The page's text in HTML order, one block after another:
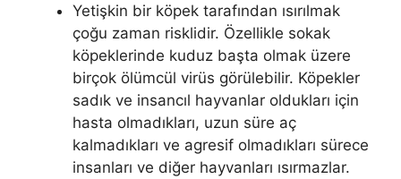
Yetişkin bir köpek tarafından ısırılmak
çoğu zaman risklidir. Özellikle sokak
köpeklerinde kuduz başta olmak üzere
birçok ölümcül virüs görülebilir. Köpekler
sadık ve insancıl hayvanlar oldukları için
hasta olmadıkları, uzun süre aç
kalmadıkları ve agresif olmadıkları sürece
insanları ve diğer hayvanları ısırmazlar.